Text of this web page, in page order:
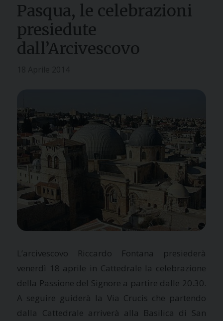
Pasqua, le celebrazioni
presiedute
dall’Arcivescovo
L’arcivescovo Riccardo Fontana presiederà
venerdì 18 aprile in Cattedrale la celebrazione
della Passione del Signore a partire dalle 20.30.
A seguire guiderà la Via Crucis che partendo
dalla Cattedrale arriverà alla Basilica di San